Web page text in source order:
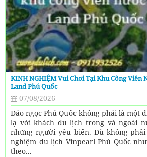
KINH NGHIỆM Vui Chơi Tại Khu Công Viên
Land Phú Quốc
07/08/2026
Đảo ngọc Phú Quốc không phải là một
lạ với khách du lịch trong và ngoài
những người yêu biển. Dù không
nghiệm du lịch Vinpearl Phú Quốc
theo...